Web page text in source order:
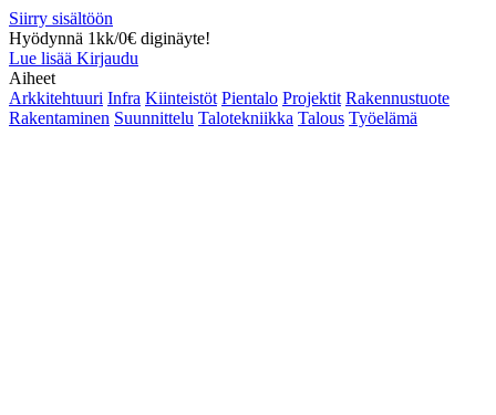
Siirry sisältöön
Hyödynnä 1kk/0€ diginäyte!
Lue lisää Kirjaudu
Aiheet
Arkkitehtuuri Infra Kiinteistöt Pientalo Projektit Rakennustuote
Rakentaminen Suunnittelu Talotekniikka Talous Työelämä